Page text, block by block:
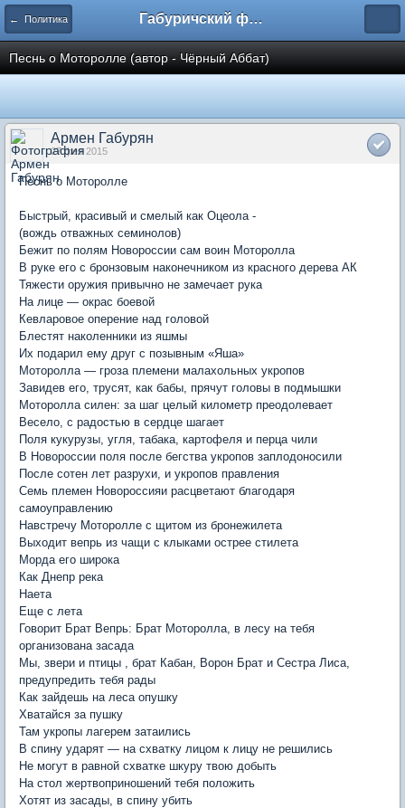
← Политика Габуричский форум
Песнь о Моторолле (автор - Чёрный Аббат)
Армен Габурян
27 фев 2015
Песнь о Моторолле
Быстрый, красивый и смелый как Оцеола -
(вождь отважных семинолов)
Бежит по полям Новороссии сам воин Моторолла
В руке его с бронзовым наконечником из красного дерева АК
Тяжести оружия привычно не замечает рука
На лице — окрас боевой
Кевларовое оперение над головой
Блестят наколенники из яшмы
Их подарил ему друг с позывным «Яша»
Моторолла — гроза племени малахольных укропов
Завидев его, трусят, как бабы, прячут головы в подмышки
Моторолла силен: за шаг целый километр преодолевает
Весело, с радостью в сердце шагает
Поля кукурузы, угля, табака, картофеля и перца чили
В Новороссии поля после бегства укропов заплодоносили
После сотен лет разрухи, и укропов правления
Семь племен Новороссияи расцветают благодаря
самоуправлению
Навстречу Моторолле с щитом из бронежилета
Выходит вепрь из чащи с клыками острее стилета
Морда его широка
Как Днепр река
Наета
Еще с лета
Говорит Брат Вепрь: Брат Моторолла, в лесу на тебя
организована засада
Мы, звери и птицы , брат Кабан, Ворон Брат и Сестра Лиса,
предупредить тебя рады
Как зайдешь на леса опушку
Хватайся за пушку
Там укропы лагерем затаились
В спину ударят — на схватку лицом к лицу не решились
Не могут в равной схватке шкуру твою добыть
На стол жертвоприношений тебя положить
Хотят из засады, в спину убить